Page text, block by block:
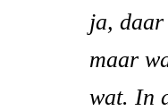
ja, daar
maar
wat. In